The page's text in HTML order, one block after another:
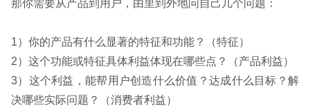
那你需要从产品到用户，由里到外地问自己几个问题：
1）你的产品有什么显著的特征和功能？（特征）
2）这个功能或特征具体利益体现在哪些点？（产品利益）
3）这个利益，能帮用户创造什么价值？达成什么目标？解
决哪些实际问题？（消费者利益）